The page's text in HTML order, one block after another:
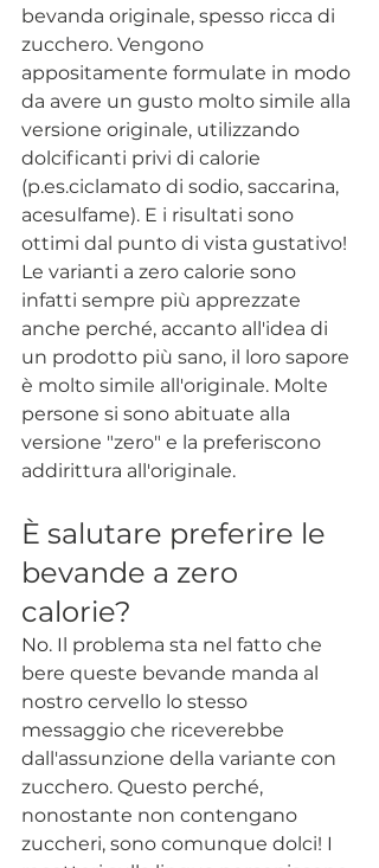
bevanda originale, spesso ricca di
zucchero. Vengono
appositamente formulate in modo
da avere un gusto molto simile alla
versione originale, utilizzando
dolcificanti privi di calorie
(p.es.ciclamato di sodio, saccarina,
acesulfame). E i risultati sono
ottimi dal punto di vista gustativo!
Le varianti a zero calorie sono
infatti sempre più apprezzate
anche perché, accanto all'idea di
un prodotto più sano, il loro sapore
è molto simile all'originale. Molte
persone si sono abituate alla
versione "zero" e la preferiscono
addirittura all'originale.
È salutare preferire le
bevande a zero
calorie?
No. Il problema sta nel fatto che
bere queste bevande manda al
nostro cervello lo stesso
messaggio che riceverebbe
dall'assunzione della variante con
zucchero. Questo perché,
nonostante non contengano
zuccheri, sono comunque dolci! I